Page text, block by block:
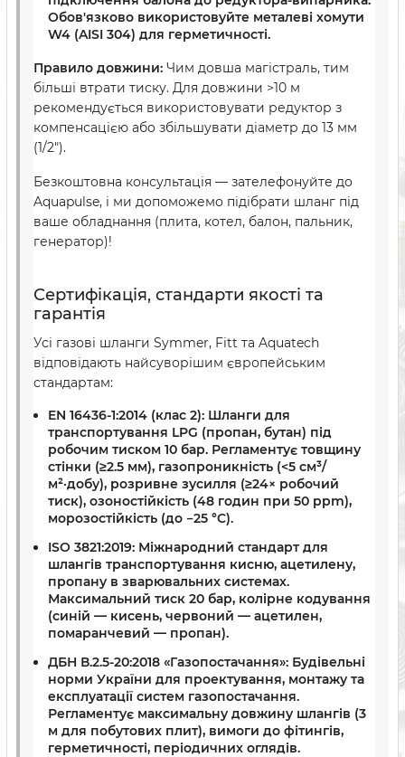
Обов'язково використовуйте металеві хомути
W4 (AISI 304) для герметичності.
Правило довжини: Чим довша магістраль, тим
більші втрати тиску. Для довжини >10 м
рекомендується використовувати редуктор з
компенсацією або збільшувати діаметр до 13 мм
(1/2″).
Безкоштовна консультація — зателефонуйте до
Aquapulse, і ми допоможемо підібрати шланг під
ваше обладнання (плита, котел, балон, пальник,
генератор)!
Сертифікація, стандарти якості та
гарантія
Усі газові шланги Symmer, Fitt та Aquatech
відповідають найсуворішим європейським
стандартам:
EN 16436-1:2014 (клас 2): Шланги для
транспортування LPG (пропан, бутан) під
робочим тиском 10 бар. Регламентує товщину
стінки (≥2.5 мм), газопроникність (<5 см³/
м²·добу), розривне зусилля (≥24× робочий
тиск), озоностійкість (48 годин при 50 ppm),
морозостійкість (до −25 °C).
ISO 3821:2019: Міжнародний стандарт для
шлангів транспортування кисню, ацетилену,
пропану в зварювальних системах.
Максимальний тиск 20 бар, колірне кодування
(синій — кисень, червоний — ацетилен,
помаранчевий — пропан).
ДБН В.2.5-20:2018 «Газопостачання»: Будівельні
норми України для проектування, монтажу та
експлуатації систем газопостачання.
Регламентує максимальну довжину шлангів (3
м для побутових плит), вимоги до фітингів,
герметичності, періодичних оглядів.